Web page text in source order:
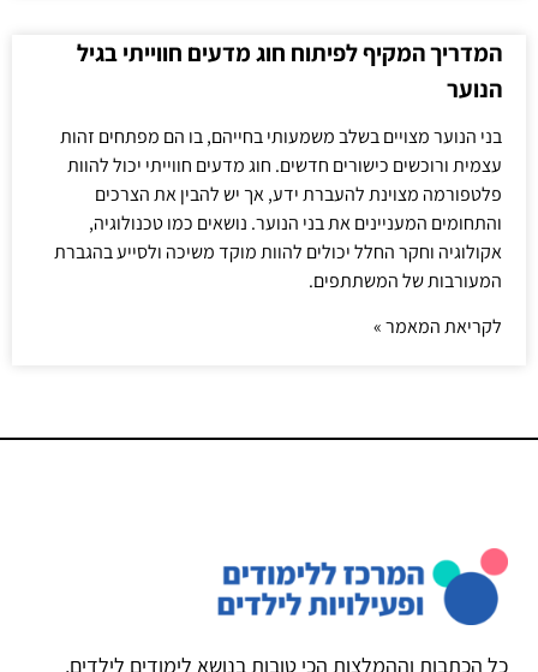
המדריך המקיף לפיתוח חוג מדעים חווייתי בגיל
הנוער
בני הנוער מצויים בשלב משמעותי בחייהם, בו הם מפתחים זהות
עצמית ורוכשים כישורים חדשים. חוג מדעים חווייתי יכול להוות
פלטפורמה מצוינת להעברת ידע, אך יש להבין את הצרכים
והתחומים המעניינים את בני הנוער. נושאים כמו טכנולוגיה,
אקולוגיה וחקר החלל יכולים להוות מוקד משיכה ולסייע בהגברת
המעורבות של המשתתפים.
לקריאת המאמר »
כל הכתבות וההמלצות הכי טובות בנושא לימודים לילדים,